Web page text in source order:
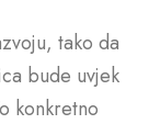
tako da
bude uvjek
konkretno